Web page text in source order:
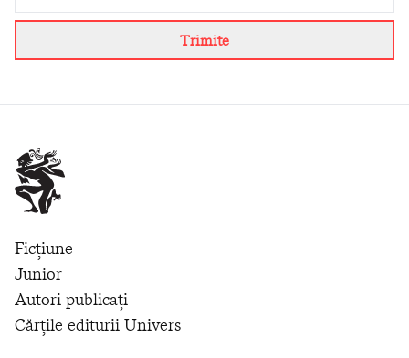
Trimite
Ficțiune
Junior
Autori publicați
Cărțile editurii Univers